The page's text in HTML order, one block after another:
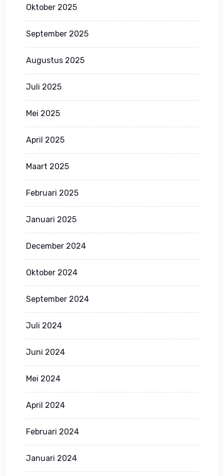
Oktober 2025
September 2025
Augustus 2025
Juli 2025
Mei 2025
April 2025
Maart 2025
Februari 2025
Januari 2025
December 2024
Oktober 2024
September 2024
Juli 2024
Juni 2024
Mei 2024
April 2024
Februari 2024
Januari 2024